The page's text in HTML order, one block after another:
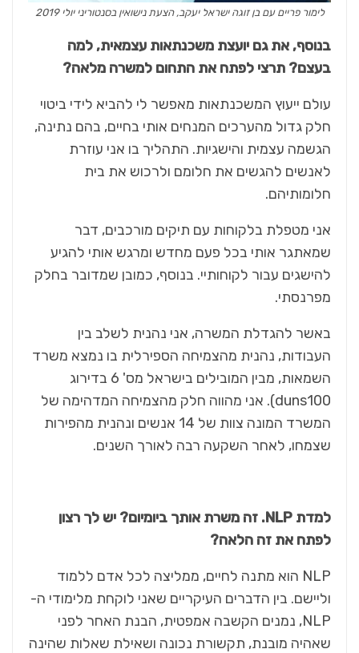
לימור פריים עם בן זוגה ישראל יעקב, הצעת נישואין בסנטוריני יולי 2019
בנוסף, את גם יועצת משכנתאות עצמאית, למה
בעצם? תרצי לפתח את התחום למשרה מלאה?
עולם ייעוץ המשכנתאות מאפשר לי להביא לידי ביטוי
חלק גדול מהערכים המנחים אותי בחיים, בהם נתינה,
הגשמה עצמית והישגיות. התהליך בו אני עוזרת
לאנשים להגשים את חלומם ולרכוש את בית
חלומותיהם.
אני מטפלת בלקוחות עם תיקים מורכבים, דבר
שמאתגר אותי בכל פעם מחדש ומרגש אותי להגיע
להישגים עבור לקוחותיי. בנוסף, כמובן שמדובר בחלק
מפרנסתי.
באשר להגדלת המשרה, אני נהנית לשלב בין
העבודות, נהנית מהצמיחה הספירלית בו נמצא משרד
השמאות, מבין המובילים בישראל מס' 6 בדירוג
duns100). אני מהווה חלק מהצמיחה המדהימה של
המשרד המונה צוות של 14 אנשים ונהנית מהפירות
שצמחו, לאחר השקעה רבה לאורך השנים.
למדת NLP. זה משרת אותך ביומיום? יש לך רצון
לפתח את זה הלאה?
NLP הוא מתנה לחיים, ממליצה לכל אדם ללמוד
וליישם. בין הדברים העיקריים שאני לוקחת מלימודי ה-
NLP, נמנים הקשבה אמפטית, הבנת האחר לפני
שאהיה מובנת, תקשורת נכונה ושאילת שאלות שהינה